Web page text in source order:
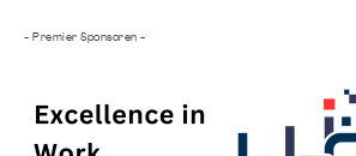
- Premier Sponsoren -